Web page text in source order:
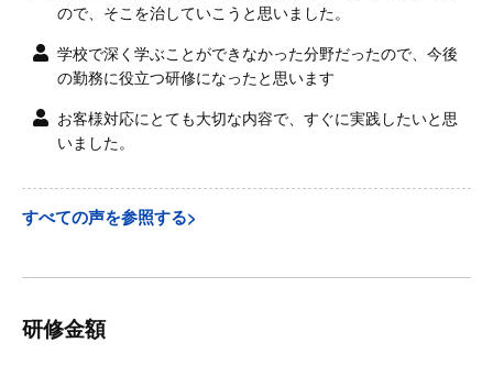
ので、そこを治していこうと思いました。
学校で深く学ぶことができなかった分野だったので、今後
の勤務に役立つ研修になったと思います
お客様対応にとても大切な内容で、すぐに実践したいと思
いました。
すべての声を参照する>
研修金額